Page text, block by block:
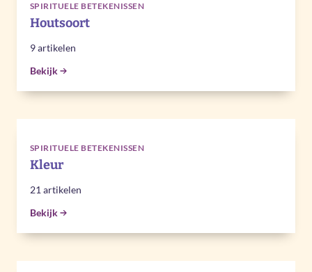
SPIRITUELE BETEKENISSEN
Houtsoort
9 artikelen
Bekijk
SPIRITUELE BETEKENISSEN
Kleur
21 artikelen
Bekijk